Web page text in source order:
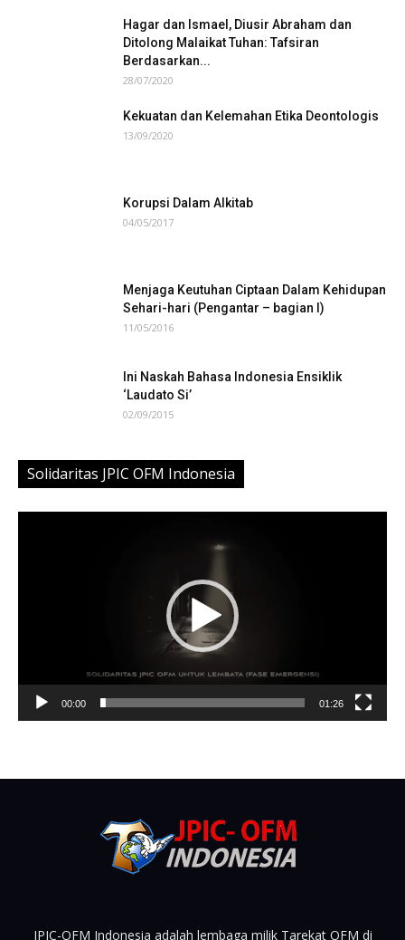
Hagar dan Ismael, Diusir Abraham dan
Ditolong Malaikat Tuhan: Tafsiran
Berdasarkan...
28/07/2020
Kekuatan dan Kelemahan Etika Deontologis
13/09/2020
Korupsi Dalam Alkitab
04/05/2017
Menjaga Keutuhan Ciptaan Dalam Kehidupan
Sehari-hari (Pengantar – bagian I)
11/05/2016
Ini Naskah Bahasa Indonesia Ensiklik
‘Laudato Si’
02/09/2015
Solidaritas JPIC OFM Indonesia
00:00 01:26
JPIC-OFM Indonesia adalah lembaga milik Tarekat OFM di